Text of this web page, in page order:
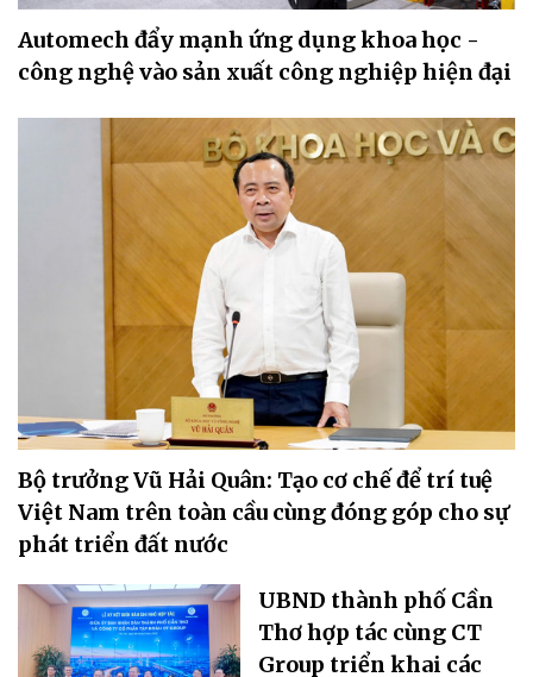
Automech đẩy mạnh ứng dụng khoa học -
công nghệ vào sản xuất công nghiệp hiện đại
Bộ trưởng Vũ Hải Quân: Tạo cơ chế để trí tuệ
Việt Nam trên toàn cầu cùng đóng góp cho sự
phát triển đất nước
UBND thành phố Cần
Thơ hợp tác cùng CT
Group triển khai các